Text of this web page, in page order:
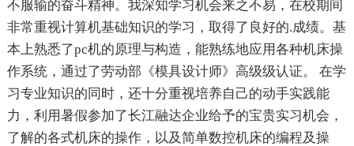
不服输的奋斗精神。我深知学习机会来之不易，在校期间
非常重视计算机基础知识的学习，取得了良好的.成绩。基
本上熟悉了pc机的原理与构造，能熟练地应用各种机床操
作系统，通过了劳动部《模具设计师》高级级认证。 在学
习专业知识的同时，还十分重视培养自己的动手实践能
力，利用暑假参加了长江融达企业给予的宝贵实习机会，
了解的各式机床的操作，以及简单数控机床的编程及操